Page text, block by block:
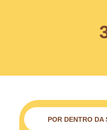
POR DENTRO DA